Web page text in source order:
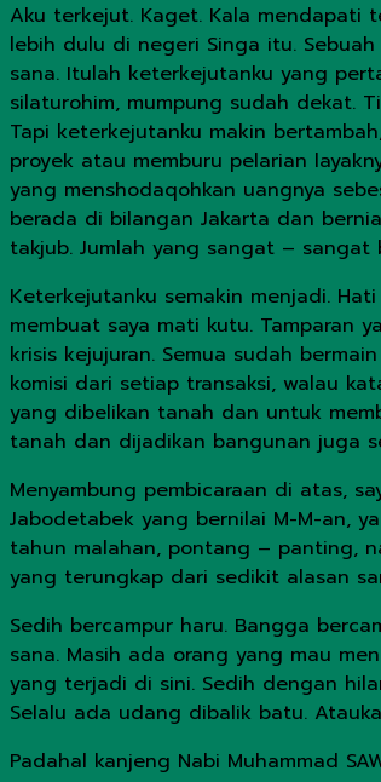
Aku terkejut. Kaget. Kala mendapati
lebih dulu di negeri Singa itu.
sana. Itulah keterkejutanku yang
silaturohim, mumpung sudah dekat.
Tapi keterkejutanku makin
proyek atau memburu pelarian
yang menshodaqohkan uangnya
berada di bilangan Jakarta dan
takjub. Jumlah yang sangat – sangat
Keterkejutanku semakin menjadi.
membuat saya mati kutu. Tamparan
krisis kejujuran. Semua sudah
komisi dari setiap transaksi, walau
yang dibelikan tanah dan untuk
tanah dan dijadikan bangunan juga
Menyambung pembicaraan di atas,
Jabodetabek yang bernilai M-M-an,
tahun malahan, pontang – panting,
yang terungkap dari sedikit alasan
Sedih bercampur haru. Bangga
sana. Masih ada orang yang mau
yang terjadi di sini. Sedih dengan
Selalu ada udang dibalik batu.
Padahal kanjeng Nabi Muhammad